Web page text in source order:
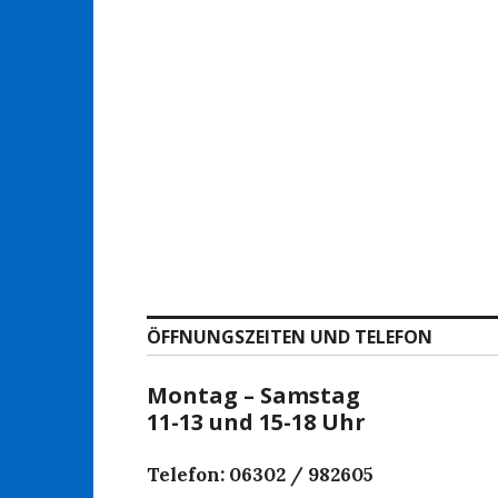
ÖFFNUNGSZEITEN UND TELEFON
Montag – Samstag
11-13 und 15-18 Uhr
Telefon: 06302 / 982605